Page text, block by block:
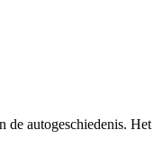
de autogeschiedenis. Het